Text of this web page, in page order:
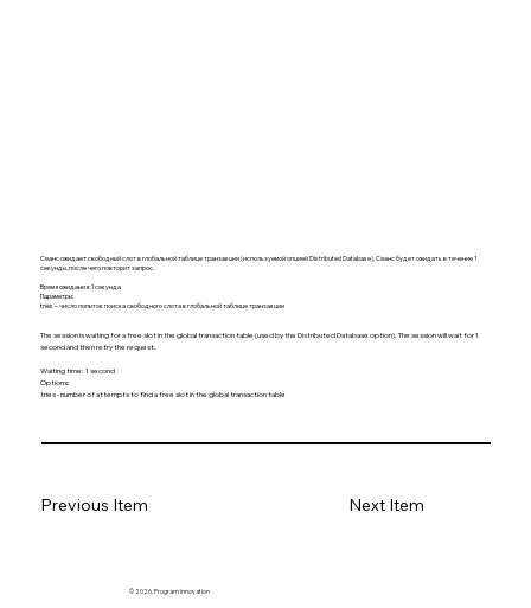
Сеанс ожидает свободный слот в глобальной таблице транзакции (используемой опцией Distributed Database). Сеанс будет ожидать в течение 1
секунды, после чего повторит запрос.
Время ожидания: 1 секунда
Параметры:
tries – число попыток поиска свободного слота в глобальной таблице транзакции
The session is waiting for a free slot in the global transaction table (used by the Distributed Database option). The session will wait for 1
second and then retry the request.
Waiting time: 1 second
Options:
tries - number of attempts to find a free slot in the global transaction table
Previous Item Next Item
© 2026. Program innovation